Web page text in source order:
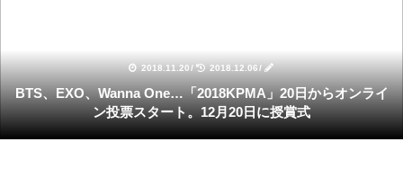
2018.11.20/ 2018.12.06/
BTS、EXO、Wanna One…「2018KPMA」20日からオンライ
ン投票スタート。12月20日に授賞式